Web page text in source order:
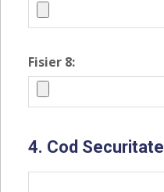
Fisier 8:
4. Cod Securitate